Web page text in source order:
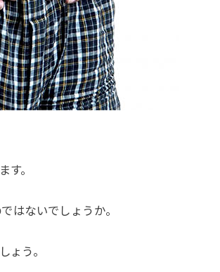
す。
はないでしょうか。
ょう。